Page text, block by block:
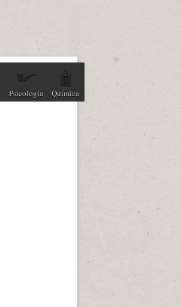
Psicología Química